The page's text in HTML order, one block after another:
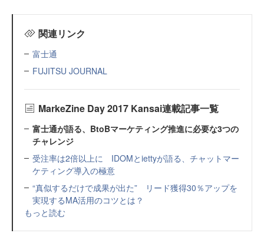
関連リンク
富士通
FUJITSU JOURNAL
MarkeZine Day 2017 Kansai連載記事一覧
富士通が語る、BtoBマーケティング推進に必要な3つの
チャレンジ
受注率は2倍以上に IDOMとiettyが語る、チャットマー
ケティング導入の極意
“真似するだけで成果が出た” リード獲得30％アップを
実現するMA活用のコツとは？
もっと読む